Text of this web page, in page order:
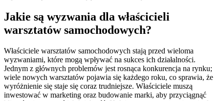
Jakie są wyzwania dla właścicieli
warsztatów samochodowych?
Właściciele warsztatów samochodowych stają przed wieloma
wyzwaniami, które mogą wpływać na sukces ich działalności.
Jednym z głównych problemów jest rosnąca konkurencja na rynku;
wiele nowych warsztatów pojawia się każdego roku, co sprawia, że
wyróżnienie się staje się coraz trudniejsze. Właściciele muszą
inwestować w marketing oraz budowanie marki, aby przyciągnąć